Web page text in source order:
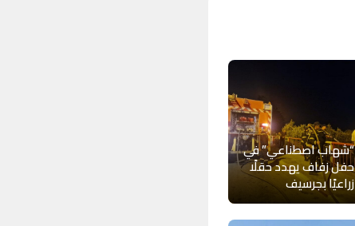
“شهاب اصطناعي” في
حفل زفاف يهدد حقلًا
زراعيًا بجرسيف